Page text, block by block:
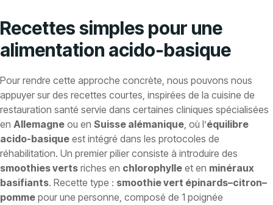
Recettes simples pour une
alimentation acido-basique
Pour rendre cette approche concrète, nous pouvons nous
appuyer sur des recettes courtes, inspirées de la cuisine de
restauration santé servie dans certaines cliniques spécialisées
en Allemagne ou en Suisse alémanique , où l’équilibre
acido-basique est intégré dans les protocoles de
réhabilitation. Un premier pilier consiste à introduire des
smoothies verts riches en chlorophylle et en minéraux
basifiants. Recette type : smoothie vert épinards–citron–
pomme pour une personne, composé de 1 poignée